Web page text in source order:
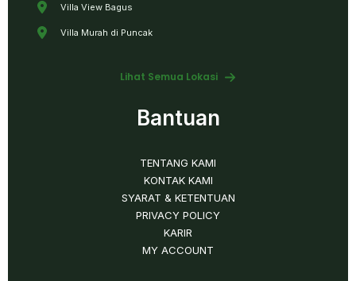
Villa View Bagus
Villa Murah di Puncak
Lihat Semua Lokasi
Bantuan
TENTANG KAMI
KONTAK KAMI
SYARAT & KETENTUAN
PRIVACY POLICY
KARIR
MY ACCOUNT